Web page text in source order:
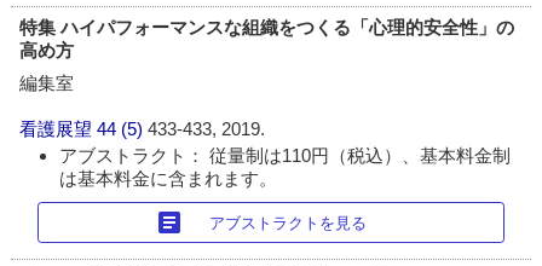
特集 ハイパフォーマンスな組織をつくる「心理的安全性」の
高め方
編集室
看護展望 44 (5)433-433, 2019.
アブストラクト： 従量制は110円（税込）、基本料金制
は基本料金に含まれます。
article アブストラクトを見る